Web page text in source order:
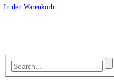
war:
€6,00€5,00.
In den Warenkorb